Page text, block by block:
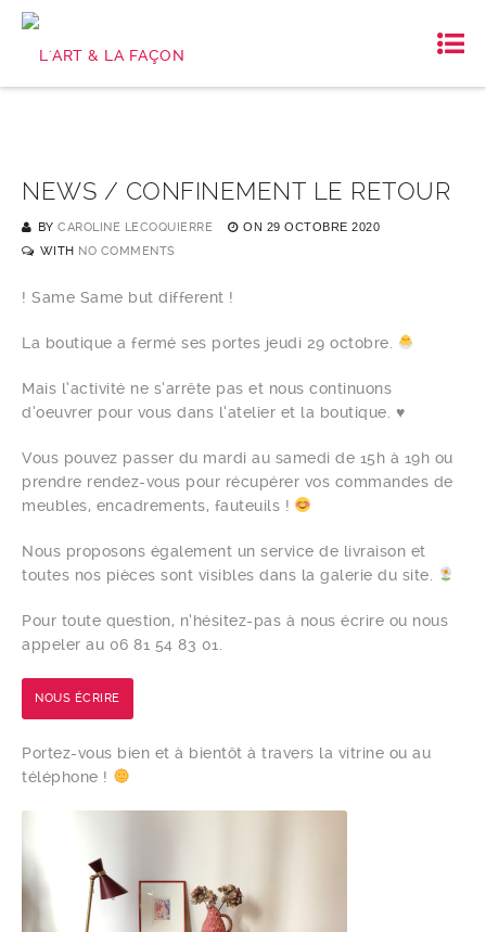
NEWS / CONFINEMENT LE RETOUR
BY CAROLINE LECOQUIERRE ON 29 OCTOBRE 2020
WITH NO COMMENTS
! Same Same but different !
La boutique a fermé ses portes jeudi 29 octobre.
Mais l’activité ne s’arrête pas et nous continuons
d’oeuvrer pour vous dans l’atelier et la boutique. ♥️
Vous pouvez passer du mardi au samedi de 15h à 19h ou
prendre rendez-vous pour récupérer vos commandes de
meubles, encadrements, fauteuils !
Nous proposons également un service de livraison et
toutes nos pièces sont visibles dans la galerie du site.
Pour toute question, n’hésitez-pas à nous écrire ou nous
appeler au 06 81 54 83 01.
NOUS ÉCRIRE
Portez-vous bien et à bientôt à travers la vitrine ou au
téléphone !